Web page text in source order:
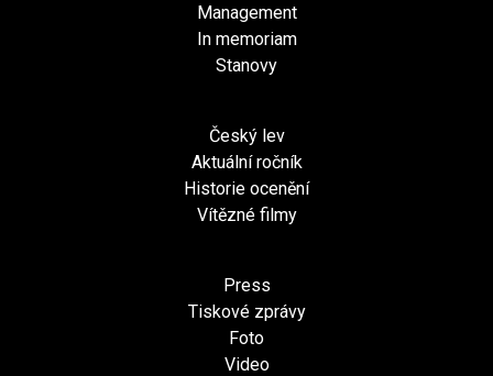
Management
In memoriam
Stanovy
Český lev
Aktuální ročník
Historie ocenění
Vítězné filmy
Press
Tiskové zprávy
Foto
Video